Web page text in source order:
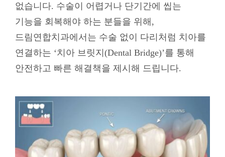
없습니다. 수술이 어렵거나 단기간에 씹는
기능을 회복해야 하는 분들을 위해,
드림연합치과에서는 수술 없이 다리처럼 치아를
연결하는 ‘치아 브릿지(Dental Bridge)’를 통해
안전하고 빠른 해결책을 제시해 드립니다.